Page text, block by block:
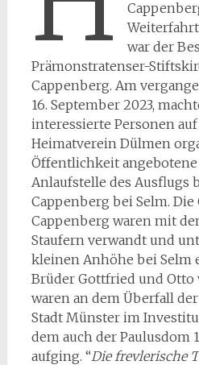
war der
Prämonstratenser-
Cappenberg. Am
16. September 2023,
interessierte Personen
Heimatverein Dülmen
Öffentlichkeit angebotene
Anlaufstelle des Ausflugs
Cappenberg bei Selm. Die
Cappenberg waren mit
Staufern verwandt und
kleinen Anhöhe bei Selm
Brüder Gottfried und Otto
waren an dem Überfall
Stadt Münster im
dem auch der Paulusdom
aufging. “Die frevlerische